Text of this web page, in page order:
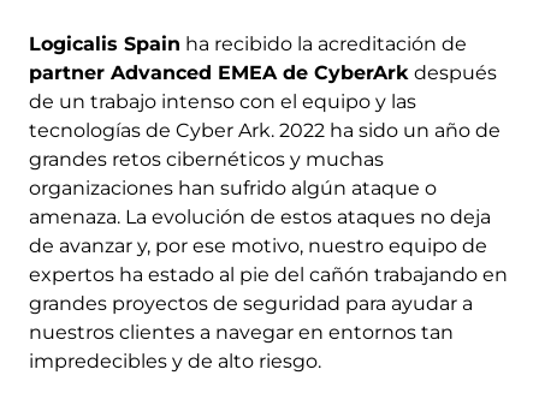
Logicalis Spain ha recibido la acreditación de
partner Advanced EMEA de CyberArk después
de un trabajo intenso con el equipo y las
tecnologías de Cyber Ark. 2022 ha sido un año de
grandes retos cibernéticos y muchas
organizaciones han sufrido algún ataque o
amenaza. La evolución de estos ataques no deja
de avanzar y, por ese motivo, nuestro equipo de
expertos ha estado al pie del cañón trabajando en
grandes proyectos de seguridad para ayudar a
nuestros clientes a navegar en entornos tan
impredecibles y de alto riesgo.